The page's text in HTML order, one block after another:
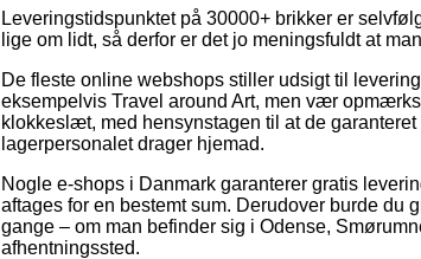
Leveringstidspunktet på 30000+ brikker er
lige om lidt, så derfor er det jo meningsfuldt at
De fleste online webshops stiller udsigt til
eksempelvis Travel around Art, men vær
klokkeslæt, med hensynstagen til at de
lagerpersonalet drager hjemad.
Nogle e-shops i Danmark garanterer gratis
aftages for en bestemt sum. Derudover burde du
gange – om man befinder sig i Odense,
afhentningssted.